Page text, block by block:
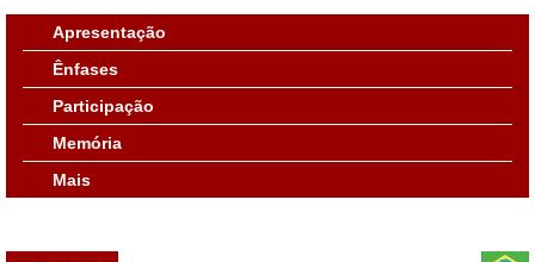
Apresentação
Ênfases
Participação
Memória
Mais